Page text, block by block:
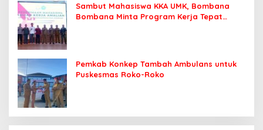
Sambut Mahasiswa KKA UMK, Bombana
Bombana Minta Program Kerja Tepat
Pemkab Konkep Tambah Ambulans untuk
Puskesmas Roko-Roko